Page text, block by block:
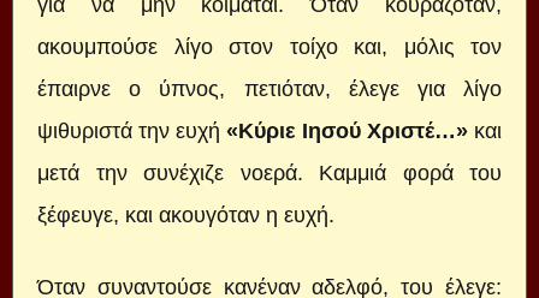
για να μην κοιμάται. Όταν κουραζόταν,
ακουμπούσε λίγο στον τοίχο και, μόλις τον
έπαιρνε ο ύπνος, πετιόταν, έλεγε για λίγο
ψιθυριστά την ευχή «Κύριε Ιησού Χριστέ…» και
μετά την συνέχιζε νοερά. Καμμιά φορά του
ξέφευγε, και ακουγόταν η ευχή.
Όταν συναντούσε κανέναν αδελφό, του έλεγε: